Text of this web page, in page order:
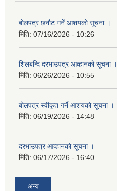
बोलपत्र छनौट गर्ने आशयको सूचना ।
मिति: 07/16/2026 - 10:26
शिलबन्दि दरभाउपत्र आव्हानको सूचना ।
मिति: 06/26/2026 - 10:55
बोलपत्र स्वीकृत गर्ने आशयको सूचना ।
मिति: 06/19/2026 - 14:48
दरभाउपत्र आव्हानको सूचना ।
मिति: 06/17/2026 - 16:40
अन्य